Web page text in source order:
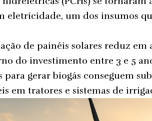
eletricidade, um dos insumos
de painéis solares reduz em
do investimento entre 3 e 5
para gerar biogás conseguem
em tratores e sistemas de